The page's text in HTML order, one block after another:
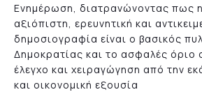
Ενημέρωση, διατρανώνοντας πως η
αξιόπιστη, ερευνητική και
δημοσιογραφία είναι ο βασικός
Δημοκρατίας και το ασφαλές όριο
έλεγχο και χειραγώγηση από την
και οικονομική εξουσία